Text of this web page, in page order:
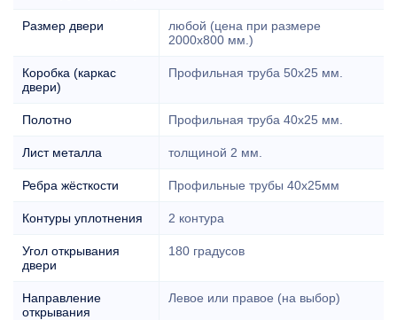
Размер двери
любой (цена при размере
2000x800 мм.)
Коробка (каркас
двери)
Профильная труба 50х25 мм.
Полотно Профильная труба 40х25 мм.
Лист металла толщиной 2 мм.
Ребра жёсткости Профильные трубы 40х25мм
Контуры уплотнения 2 контура
Угол открывания
двери
180 градусов
Направление
открывания
Левое или правое (на выбор)